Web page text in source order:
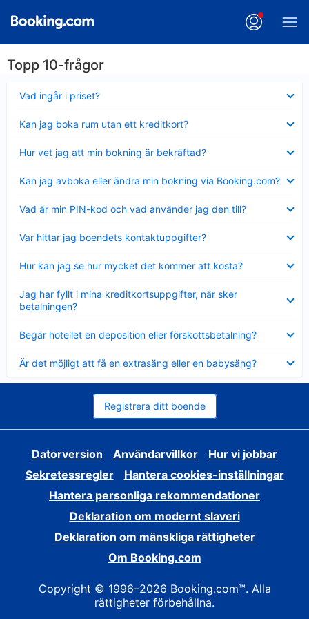
Topp 10-frågor
Vad ingår i priset?
mindre
Kan jag boka rum utan ett kreditkort?
mindre
Hur vet jag att min bokning är bekräftad?
mindre
Kan jag avboka eller ändra min bokning via Booking.com?
mindre
Vad är min PIN-kod och vad använder jag den till?
mindre
Var hittar jag boendets kontaktuppgifter?
mindre
Hur kan jag se hur mycket det kommer att kosta?
mindre
Jag har fyllt i mina kreditkortsuppgifter, när sker
betalningen?
mindre
Begär hotellet en deposition eller förskottsbetalning?
mindre
Är det möjligt att få en extrasäng eller en babysäng?
mindre
Registrera ditt boende
Datorversion Användarvillkor
Hur vi jobbar
Sekretessregler
Hantera cookies-inställningar
Hantera personliga rekommendationer
Deklaration om modernt slaveri
Deklaration om mänskliga rättigheter
Om Booking.com
Copyright © 1996–2026 Booking.com™. Alla
rättigheter förbehållna.